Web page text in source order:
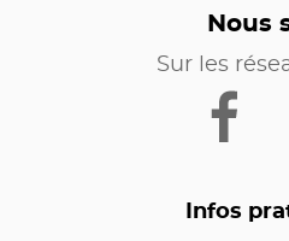
Nous
Sur les
Infos